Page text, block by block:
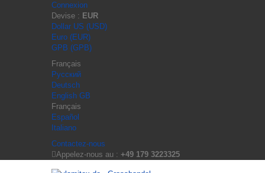
Connexion
Devise : EUR
Dollar US (USD)
Euro (EUR)
GPB (GPB)
Français
Русский
Deutsch
English GB
Français
Español
Italiano
Contactez-nous
Appelez-nous au : +49 179 3223325